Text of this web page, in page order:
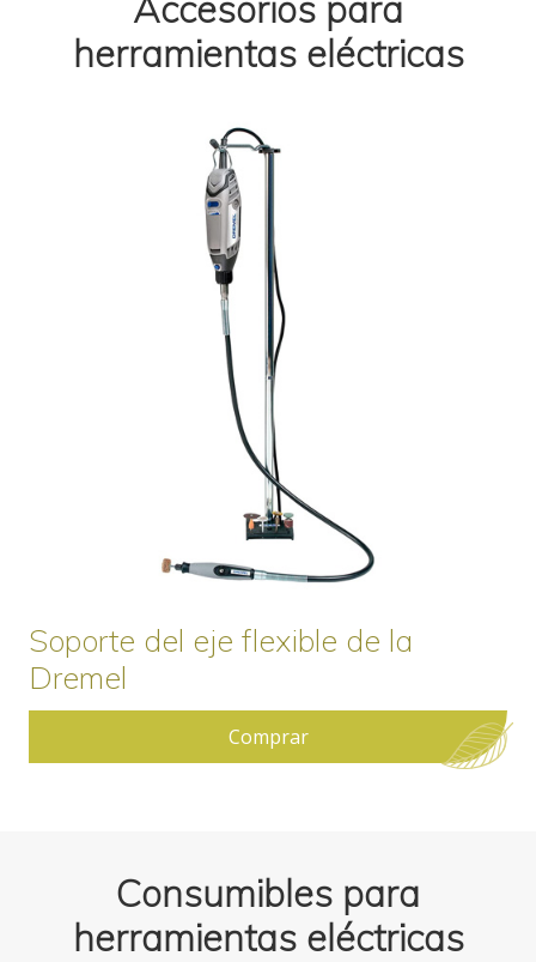
herramientas eléctricas
Soporte del eje flexible de la
Dremel
Comprar
Consumibles para
herramientas eléctricas